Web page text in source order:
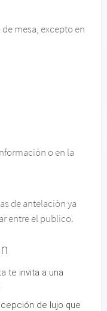
mesa, excepto en
o en la
de antelación ya
entre el publico.
te invita a una
de lujo que